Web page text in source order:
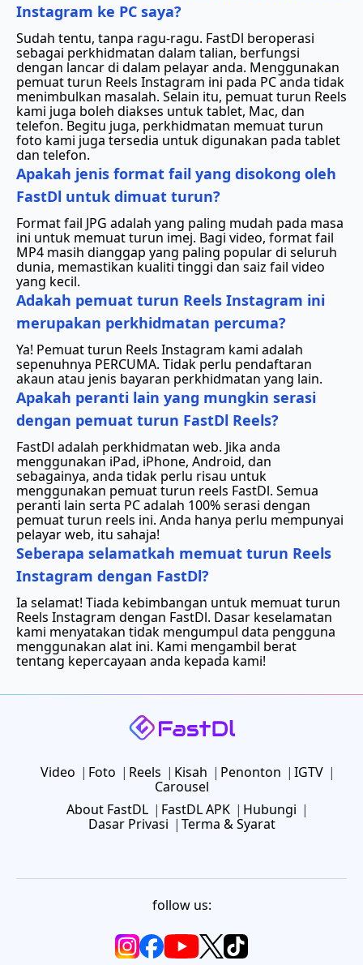
Instagram ke PC saya?
Sudah tentu, tanpa ragu-ragu. FastDl beroperasi
sebagai perkhidmatan dalam talian, berfungsi
dengan lancar di dalam pelayar anda. Menggunakan
pemuat turun Reels Instagram ini pada PC anda tidak
menimbulkan masalah. Selain itu, pemuat turun Reels
kami juga boleh diakses untuk tablet, Mac, dan
telefon. Begitu juga, perkhidmatan memuat turun
foto kami juga tersedia untuk digunakan pada tablet
dan telefon.
Apakah jenis format fail yang disokong oleh
FastDl untuk dimuat turun?
Format fail JPG adalah yang paling mudah pada masa
ini untuk memuat turun imej. Bagi video, format fail
MP4 masih dianggap yang paling popular di seluruh
dunia, memastikan kualiti tinggi dan saiz fail video
yang kecil.
Adakah pemuat turun Reels Instagram ini
merupakan perkhidmatan percuma?
Ya! Pemuat turun Reels Instagram kami adalah
sepenuhnya PERCUMA. Tidak perlu pendaftaran
akaun atau jenis bayaran perkhidmatan yang lain.
Apakah peranti lain yang mungkin serasi
dengan pemuat turun FastDl Reels?
FastDl adalah perkhidmatan web. Jika anda
menggunakan iPad, iPhone, Android, dan
sebagainya, anda tidak perlu risau untuk
menggunakan pemuat turun reels FastDl. Semua
peranti lain serta PC adalah 100% serasi dengan
pemuat turun reels ini. Anda hanya perlu mempunyai
pelayar web, itu sahaja!
Seberapa selamatkah memuat turun Reels
Instagram dengan FastDl?
Ia selamat! Tiada kebimbangan untuk memuat turun
Reels Instagram dengan FastDl. Dasar keselamatan
kami menyatakan tidak mengumpul data pengguna
menggunakan alat ini. Kami mengambil berat
tentang kepercayaan anda kepada kami!
Video Foto Reels Kisah Penonton
IGTV
Carousel
About FastDL
FastDL APK
Hubungi
Dasar Privasi
Terma & Syarat
follow us: